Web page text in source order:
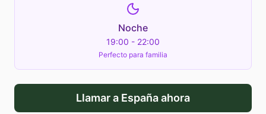
Noche
19:00 - 22:00
Perfecto para familia
Llamar a Españaahora